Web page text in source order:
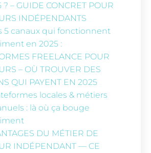
? – GUIDE CONCRET POUR
INDÉPENDANTS
5 canaux qui fonctionnent
en 2025 :
FREELANCE POUR
– OÙ TROUVER DES
QUI PAYENT EN 2025
locales & métiers
: là où ça bouge
DU MÉTIER DE
INDÉPENDANT — CE